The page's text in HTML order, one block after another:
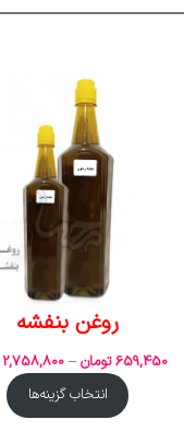
روغن بنفشه
659,450 تومان –
2,758,800
انتخاب گزینه‌ها